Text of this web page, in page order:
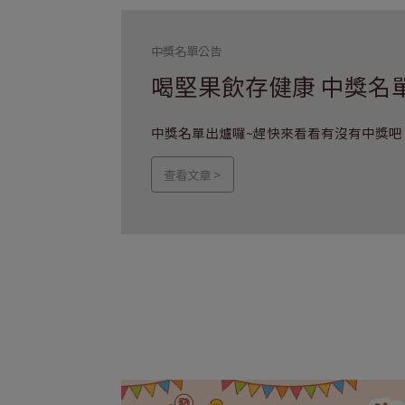
中獎名單公告
喝堅果飲存健康 中獎名
中獎名單出爐囉~趕快來看看有沒有中獎
查看文章 >